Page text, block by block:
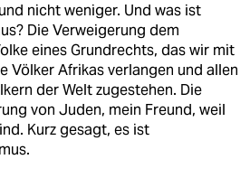
nicht weniger. Und was ist
Die Verweigerung dem
eines Grundrechts, das wir mit
Völker Afrikas verlangen und allen
der Welt zugestehen. Die
von Juden, mein Freund, weil
Kurz gesagt, es ist